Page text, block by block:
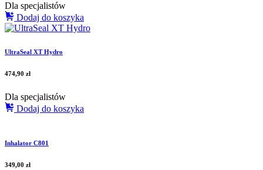
Dla specjalistów
Dodaj do koszyka
UltraSeal XT Hydro
474,90 zł
Dla specjalistów
Dodaj do koszyka
Inhalator C801
349,00 zł